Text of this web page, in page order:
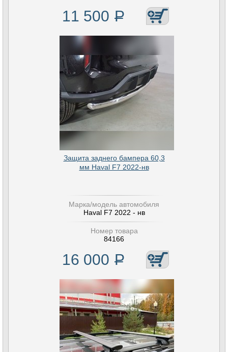
11 500 Р
Защита заднего бампера 60,3
мм Haval F7 2022-нв
Марка/модель автомобиля
Haval F7 2022 - нв
Номер товара
84166
16 000 Р